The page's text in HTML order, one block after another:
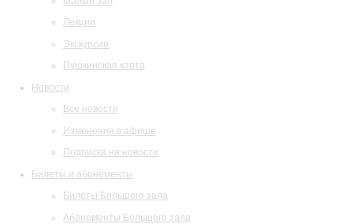
Лекции
Экскурсии
Пушкинская карта
Новости
Все новости
Изменения в афише
Подписка на новости
Билеты и абонементы
Билеты Большого зала
Абонементы Большого зала